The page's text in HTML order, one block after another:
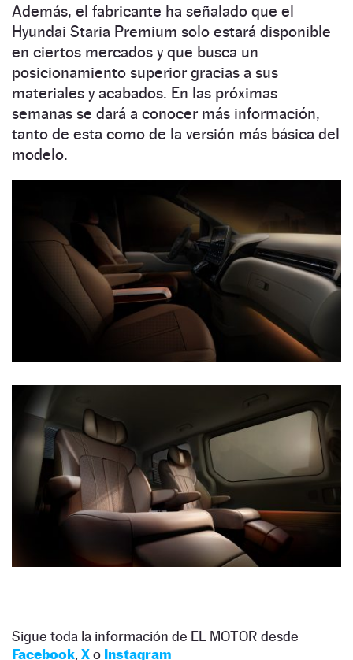
Además, el fabricante ha señalado que el
Hyundai Staria Premium solo estará disponible
en ciertos mercados y que busca un
posicionamiento superior gracias a sus
materiales y acabados. En las próximas
semanas se dará a conocer más información,
tanto de esta como de la versión más básica del
modelo.
Sigue toda la información de EL MOTOR desde
Facebook, Xo Instagram